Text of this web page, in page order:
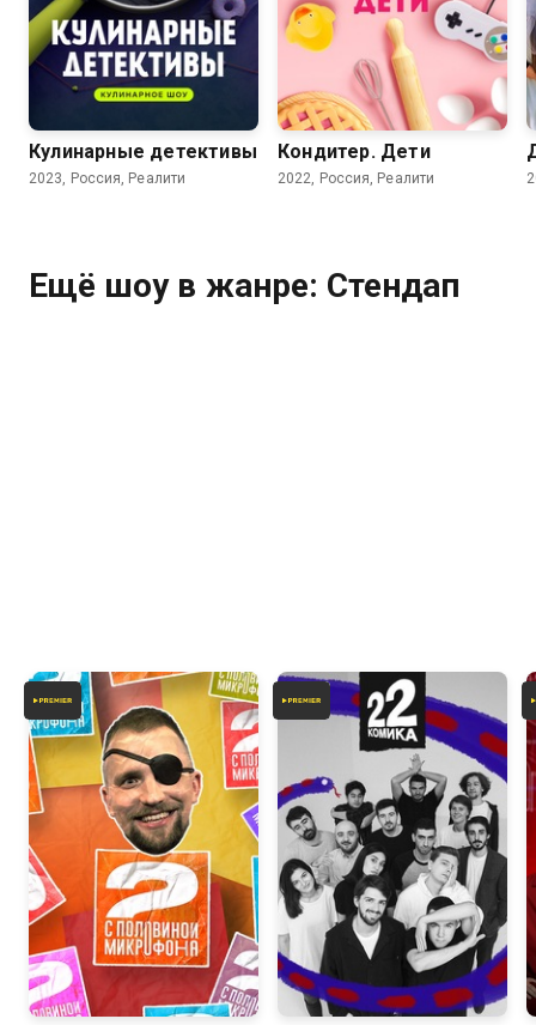
Кулинарные детективы
2023, Россия, Реалити
Кондитер. Дети
2022, Россия, Реалити
Ещё шоу в жанре: Стендап